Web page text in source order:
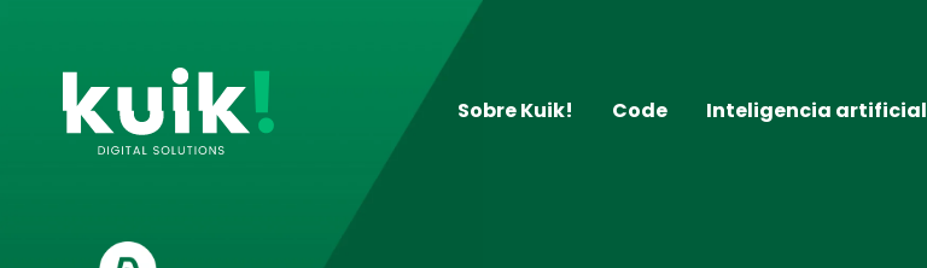
Sobre Kuik! Code Inteligencia artificial